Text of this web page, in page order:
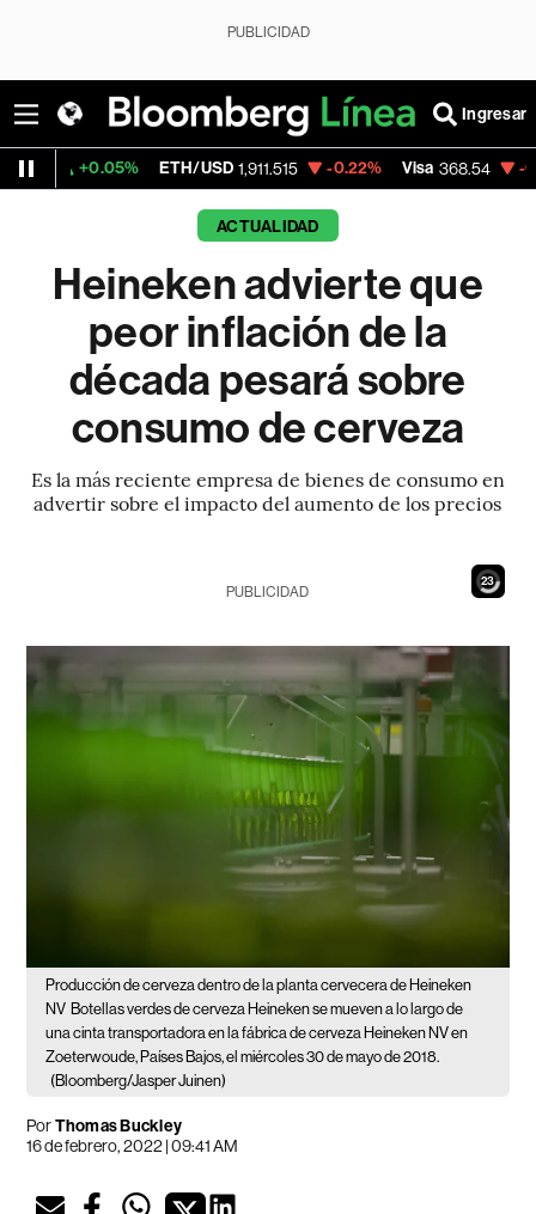
PUBLICIDAD
Ingresar
ETH/USD 1,911.515 -0.22% Visa 368.54 -0.28%
ACTUALIDAD
Heineken advierte que
peor inflación de la
década pesará sobre
consumo de cerveza
Es la más reciente empresa de bienes de consumo en
advertir sobre el impacto del aumento de los precios
21
PUBLICIDAD
Producción de cerveza dentro de la planta cervecera de Heineken
NV Botellas verdes de cerveza Heineken se mueven a lo largo de
una cinta transportadora en la fábrica de cerveza Heineken NV en
Zoeterwoude, Países Bajos, el miércoles 30 de mayo de 2018.
(Bloomberg/Jasper Juinen)
PorThomas Buckley
16 de febrero, 2022 | 09:41 AM